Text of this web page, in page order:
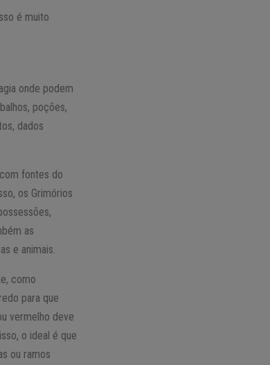
é muito
onde podem
poções,
dados
fontes do
os Grimórios
as
e animais.
como
para que
vermelho deve
o ideal é que
ou ramos